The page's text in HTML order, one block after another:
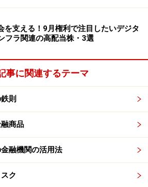
を支える！9月権利で注目したいデジタ
フラ関連の高配当株・3選
事に関連するテーマ
則
商品
融機関の活用法
ク